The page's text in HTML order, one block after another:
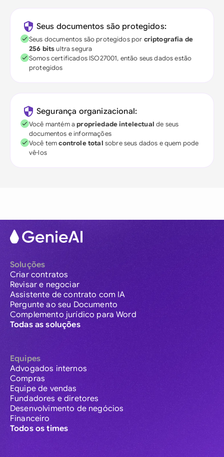
Seus documentos são protegidos:
Seus documentos são protegidos por criptografia de
256 bitsultra segura
Somos certificados ISO27001, então seus dados estão
protegidos
Segurança organizacional:
Você mantém apropriedade intelectual de seus
documentos e informações
Você temcontrole total sobre seus dados e quem pode
vê-los
Soluções
Criar contratos
Revisar e negociar
Assistente de contrato com IA
Pergunte ao seu Documento
Complemento jurídico para Word
Todas as soluções
Equipes
Advogados internos
Compras
Equipe de vendas
Fundadores e diretores
Desenvolvimento de negócios
Financeiro
Todos os times